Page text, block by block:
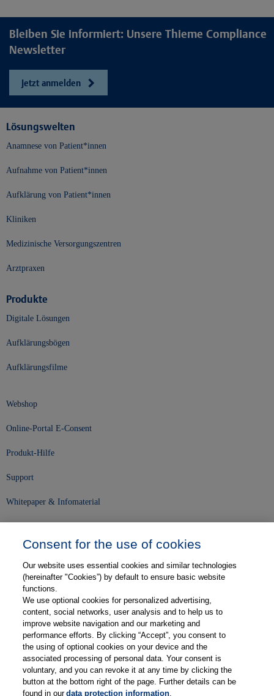
Bleiben Sie informiert: Unsere Thieme Compliance
Newsletter
Jetzt anmelden
Lösungswelten
Anamnese von Patient*innen
Aufnahme von Patient*innen
Aufklärung von Patient*innen
Kliniken
Medizinische Versorgungszentren
Arztpraxen
Produkte
Digitale Lösungen
Aufklärungsbögen
Aufklärungsfilme
Webshop
Online-Portal E-Consent
Produkt-Hilfe
Support
Whitepaper & Infomaterial
Karriere
Kontakt
Web-Semniare
Anwenderberichte
Partner
Consent for the use of cookies
Our website uses essential cookies and similar technologies
(hereinafter "Cookies”) by default to ensure basic website
functions.
We use optional cookies for personalized advertising,
content, social networks, user analysis and to help us to
improve website navigation and our marketing and
performance efforts. By clicking “Accept”, you consent to
the using of optional cookies on your device and the
associated processing of personal data. Your consent is
voluntary, and you can revoke it at any time by clicking the
button at the bottom right of the page. Further details can be
found in ourdata protection information.